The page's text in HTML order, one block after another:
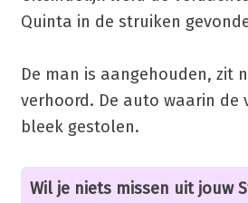
Quinta in de struiken
De man is aangehouden, zit
verhoord. De auto waarin de
bleek gestolen.
Wil je niets missen uit jouw